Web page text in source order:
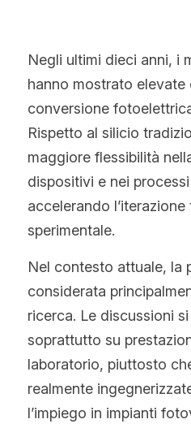
Negli ultimi dieci anni, i
hanno mostrato elevate
conversione
Rispetto al silicio
maggiore flessibilità
dispositivi e nei
accelerando
sperimentale.
Nel contesto attuale, la
considerata
ricerca. Le discussioni
soprattutto su
laboratorio, piuttosto
realmente
l’impiego in impianti